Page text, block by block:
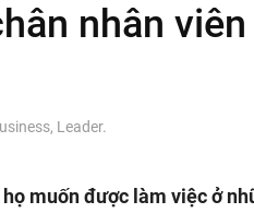
nhân
, Leader.
muốn được làm việc ở